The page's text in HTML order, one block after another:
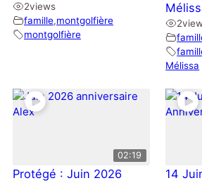
2views
famille,montgolfière
montgolfière
2
Mélissa
02:19
Protégé : Juin 2026
14